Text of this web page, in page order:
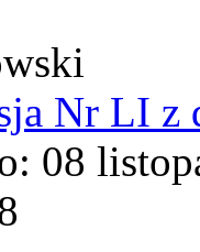
Nr LI z
08